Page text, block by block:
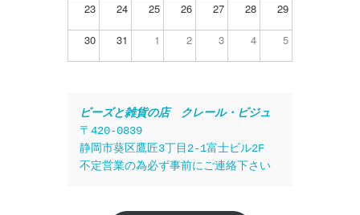
23 24 25 26 27 28 29
30 31 1 2 3 4 5
ビーズと雑貨の店　クレール・ビジュ
〒420-0839
静岡市葵区鷹匠3丁目2-1富士ビル2F
不定営業の為必ず事前にご連絡下さい